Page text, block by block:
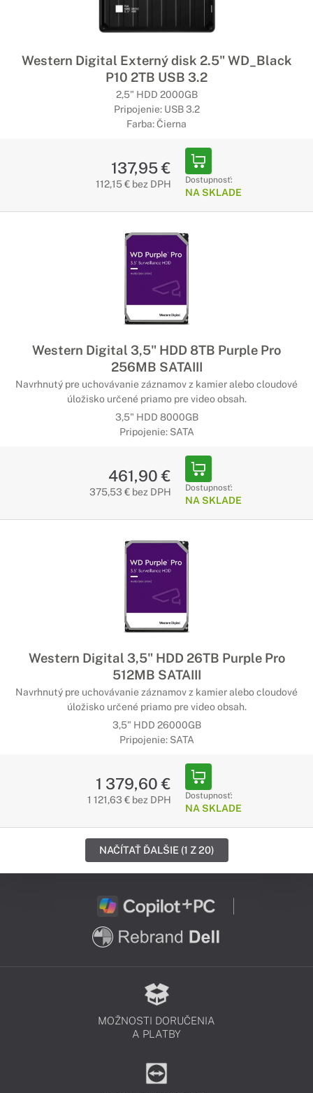
Western Digital Externý disk 2.5" WD_Black
P10 2TB USB 3.2
2,5" HDD 2000GB
Pripojenie: USB 3.2
Farba: Čierna
137,95 €
112,15 € bez DPH Dostupnosť:
NA SKLADE
Western Digital 3,5" HDD 8TB Purple Pro
256MB SATAIII
Navrhnutý pre uchovávanie záznamov z kamier alebo cloudové
úložisko určené priamo pre video obsah.
3,5" HDD 8000GB
Pripojenie: SATA
461,90 €
375,53 € bez DPH Dostupnosť:
NA SKLADE
Western Digital 3,5" HDD 26TB Purple Pro
512MB SATAIII
Navrhnutý pre uchovávanie záznamov z kamier alebo cloudové
úložisko určené priamo pre video obsah.
3,5" HDD 26000GB
Pripojenie: SATA
1 379,60 €
1 121,63 € bez DPH Dostupnosť:
NA SKLADE
NAČÍTAŤ ĎALŠIE (1 Z 20)
MOŽNOSTI DORUČENIA
A PLATBY